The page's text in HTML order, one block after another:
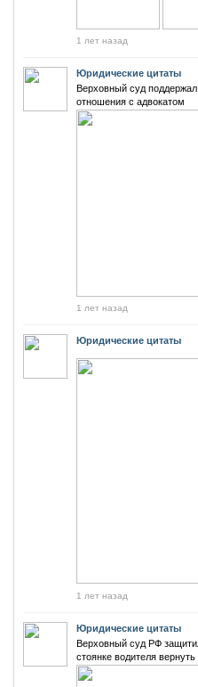
1 лет назад
Юридические цитаты
Верховный суд
отношения с адвокатом
1 лет назад
Юридические цитаты
1 лет назад
Юридические цитаты
Верховный суд РФ
стоянке водителя